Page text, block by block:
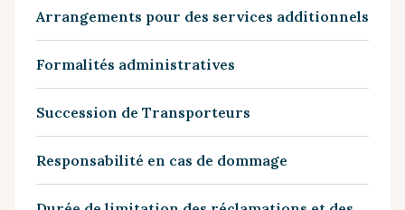
Arrangements pour des services additionnels
Formalités administratives
Succession de Transporteurs
Responsabilité en cas de dommage